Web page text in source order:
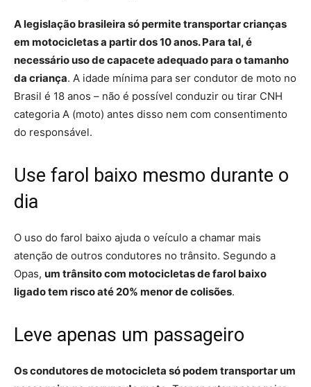
A legislação brasileira só permite transportar crianças
em motocicletas a partir dos 10 anos. Para tal, é
necessário uso de capacete adequado para o tamanho
da criança. A idade mínima para ser condutor de moto no
Brasil é 18 anos – não é possível conduzir ou tirar CNH
categoria A (moto) antes disso nem com consentimento
do responsável.
Use farol baixo mesmo durante o
dia
O uso do farol baixo ajuda o veículo a chamar mais
atenção de outros condutores no trânsito. Segundo a
Opas, um trânsito com motocicletas de farol baixo
ligado tem risco até 20% menor de colisões.
Leve apenas um passageiro
Os condutores de motocicleta só podem transportar um